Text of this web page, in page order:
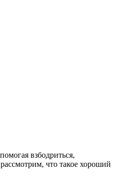
взбодриться,
что такое хороший